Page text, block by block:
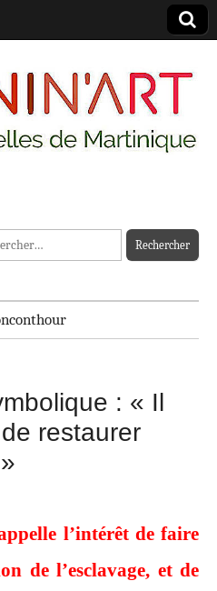
:
: « Il
restaurer
l’intérêt de faire
de l’esclavage, et de